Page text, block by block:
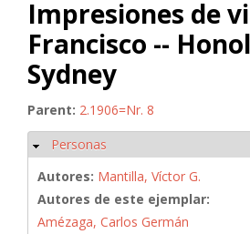
Impresiones de
Francisco --
Sydney
Parent: 2.1906=Nr. 8
Ocultar
Personas
Autores: Mantilla, Víctor G.
Autores de este ejemplar:
Amézaga, Carlos Germán